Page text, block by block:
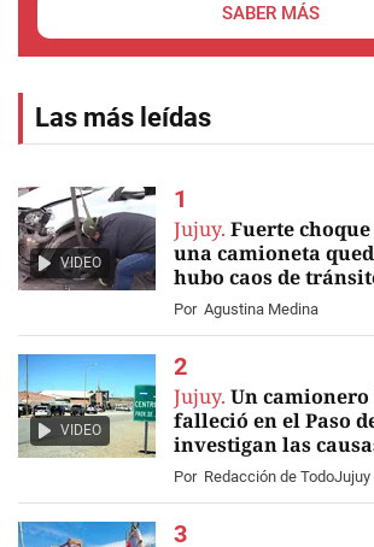
SABER MÁS
Las más leídas
VIDEO
Jujuy. Fuerte
una camioneta
hubo caos de
Por Agustina Medina
VIDEO
Jujuy. Un
falleció en el Paso
investigan las
Por Redacción de TodoJujuy